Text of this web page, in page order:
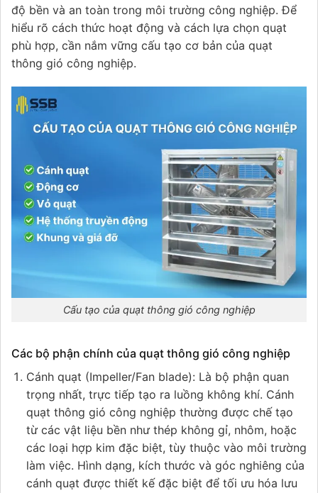
độ bền và an toàn trong môi trường công nghiệp. Để
hiểu rõ cách thức hoạt động và cách lựa chọn quạt
phù hợp, cần nắm vững cấu tạo cơ bản của quạt
thông gió công nghiệp.
Cấu tạo của quạt thông gió công nghiệp
Các bộ phận chính của quạt thông gió công nghiệp
Cánh quạt (Impeller/Fan blade): Là bộ phận quan
trọng nhất, trực tiếp tạo ra luồng không khí. Cánh
quạt thông gió công nghiệp thường được chế tạo
từ các vật liệu bền như thép không gỉ, nhôm, hoặc
các loại hợp kim đặc biệt, tùy thuộc vào môi trường
làm việc. Hình dạng, kích thước và góc nghiêng của
cánh quạt được thiết kế đặc biệt để tối ưu hóa lưu